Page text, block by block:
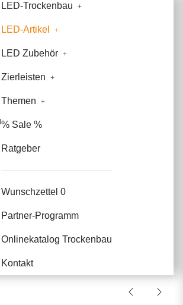
LED-Trockenbau
LED-Artikel
LED Zubehör
Zierleisten
Themen
% Sale %
Ratgeber
Wunschzettel 0
Partner-Programm
Onlinekatalog Trockenbau
Kontakt